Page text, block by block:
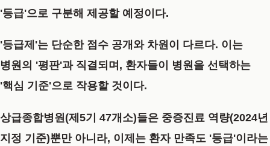
'등급'으로 구분해 제공할 예정이다.
'등급제'는 단순한 점수 공개와 차원이 다르다. 이는
병원의 '평판'과 직결되며, 환자들이 병원을 선택하는
'핵심 기준'으로 작용할 것이다.
상급종합병원(제5기 47개소)들은 중증진료 역량(2024년
지정 기준)뿐만 아니라, 이제는 환자 만족도 '등급'이라는